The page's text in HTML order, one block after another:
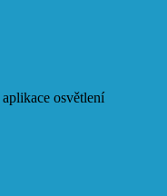
osvětlení